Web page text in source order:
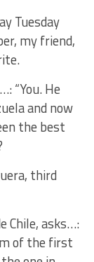
Tuesday
my friend,
“You. He
and now
the best
third
Chile, asks…:
of the first